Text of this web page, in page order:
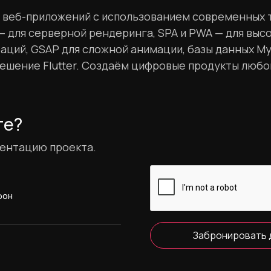
приложений с использованием современных
серверной рендеринга, SPA и PWA — для
GSAP для сложной анимации, базы данных
Flutter. Создаём цифровые продукты
проекта.
Забронировать